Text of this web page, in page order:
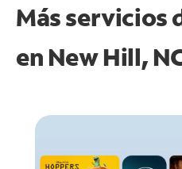
Más servicios
en New Hill,